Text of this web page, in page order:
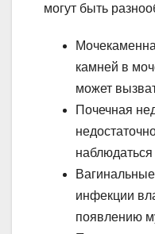
могут быть
камней в
может
Почечная
инфекции
появлению